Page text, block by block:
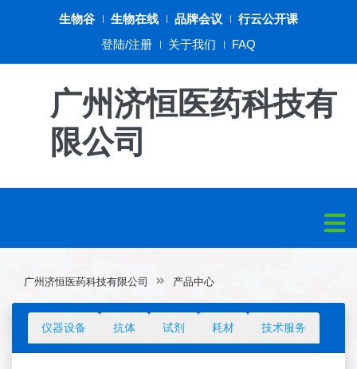
生物谷 生物在线 品牌会议
行云公开课
登陆/注册
关于我们 FAQ
广州济恒医药科技有
限公司
广州济恒医药科技有限公司 产品中心
仪器设备 抗体 试剂 耗材 技术服务